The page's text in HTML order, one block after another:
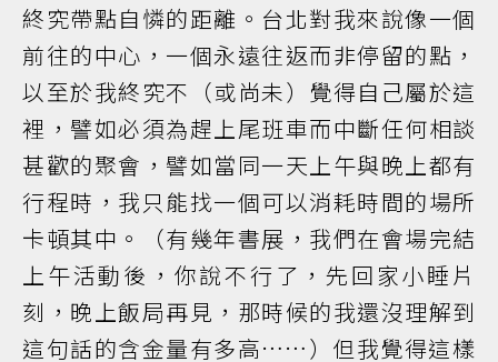
終究帶點自憐的距離。台北對我來說像一個
前往的中心，一個永遠往返而非停留的點，
以至於我終究不（或尚未）覺得自己屬於這
裡，譬如必須為趕上尾班車而中斷任何相談
甚歡的聚會，譬如當同一天上午與晚上都有
行程時，我只能找一個可以消耗時間的場所
卡頓其中。（有幾年書展，我們在會場完結
上午活動後，你說不行了，先回家小睡片
刻，晚上飯局再見，那時候的我還沒理解到
這句話的含金量有多高……）但我覺得這樣